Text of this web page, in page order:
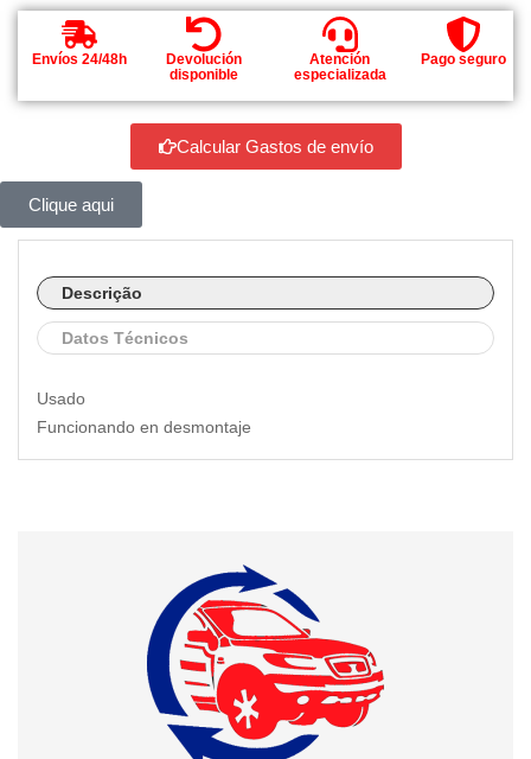
Envíos 24/48h
Devolución
disponible
Atención
especializada
Pago seguro
Calcular Gastos de envío
Clique aqui
Descrição
Datos Técnicos
Usado
Funcionando en desmontaje